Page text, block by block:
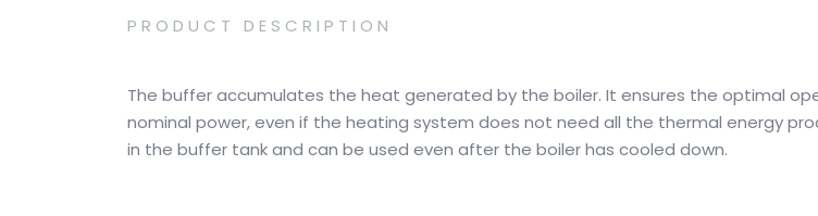
PRODUCT DESCRIPTION
The buffer accumulates the heat generated by the boiler. It ensures the optimal
nominal power, even if the heating system does not need all the thermal energy
in the buffer tank and can be used even after the boiler has cooled down.